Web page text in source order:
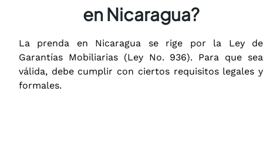
en Nicaragua?
La prenda en Nicaragua se rige por la Ley de
Garantías Mobiliarias (Ley No. 936). Para que sea
válida, debe cumplir con ciertos requisitos legales y
formales.